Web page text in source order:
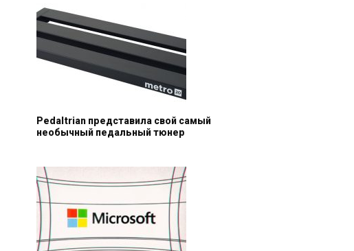
Pedaltrian представила свой самый
необычный педальный тюнер